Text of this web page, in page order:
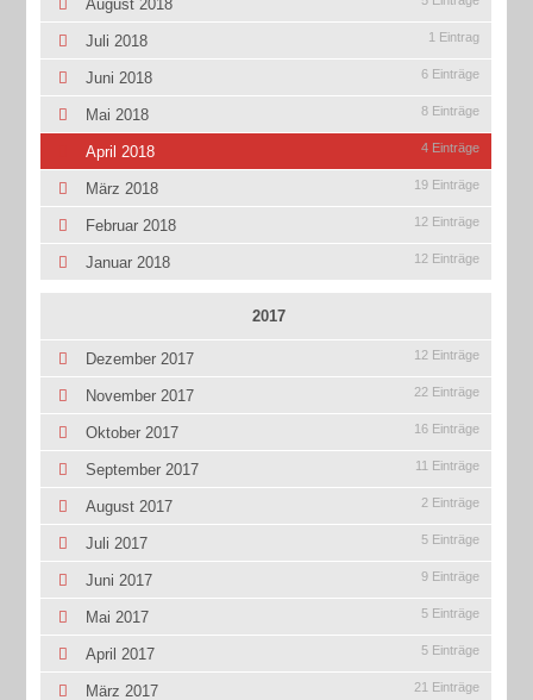
August 2018
Juli 2018 1 Eintrag
Juni 2018 6 Einträge
Mai 2018 8 Einträge
April 2018 4 Einträge
März 2018 19 Einträge
Februar 2018 12 Einträge
Januar 2018 12 Einträge
2017
Dezember 2017 12 Einträge
November 2017 22 Einträge
Oktober 2017 16 Einträge
September 2017 11 Einträge
August 2017 2 Einträge
Juli 2017 5 Einträge
Juni 2017 9 Einträge
Mai 2017 5 Einträge
April 2017 5 Einträge
März 2017 21 Einträge